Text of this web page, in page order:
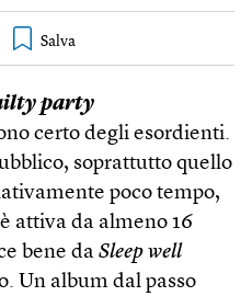
party
certo degli esordienti.
soprattutto quello
poco tempo,
attiva da almeno 16
bene da Sleep well
Un album dal passo